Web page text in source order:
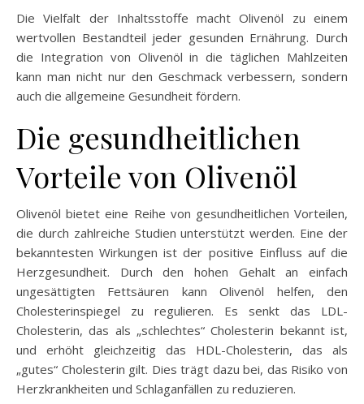
Die Vielfalt der Inhaltsstoffe macht Olivenöl zu einem
wertvollen Bestandteil jeder gesunden Ernährung. Durch
die Integration von Olivenöl in die täglichen Mahlzeiten
kann man nicht nur den Geschmack verbessern, sondern
auch die allgemeine Gesundheit fördern.
Die gesundheitlichen
Vorteile von Olivenöl
Olivenöl bietet eine Reihe von gesundheitlichen Vorteilen,
die durch zahlreiche Studien unterstützt werden. Eine der
bekanntesten Wirkungen ist der positive Einfluss auf die
Herzgesundheit. Durch den hohen Gehalt an einfach
ungesättigten Fettsäuren kann Olivenöl helfen, den
Cholesterinspiegel zu regulieren. Es senkt das LDL-
Cholesterin, das als „schlechtes“ Cholesterin bekannt ist,
und erhöht gleichzeitig das HDL-Cholesterin, das als
„gutes“ Cholesterin gilt. Dies trägt dazu bei, das Risiko von
Herzkrankheiten und Schlaganfällen zu reduzieren.